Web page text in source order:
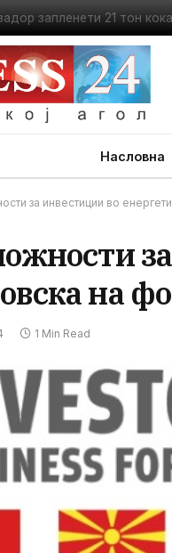
запленети 21 тон
Насловна
за инвестиции во
на
1 Min Read